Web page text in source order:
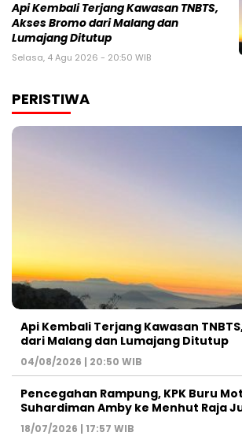
Api Kembali Terjang Kawasan TNBTS,
Akses Bromo dari Malang dan
Lumajang Ditutup
Selasa, 4 Agu 2026 - 20:50 WIB
PERISTIWA
Api Kembali Terjang Kawasan
dari Malang dan Lumajang Ditutup
04/08/2026 | 20:50 WIB
Pencegahan Rampung, KPK Buru
Suhardiman Amby ke Menhut Raja
18/07/2026 | 17:57 WIB